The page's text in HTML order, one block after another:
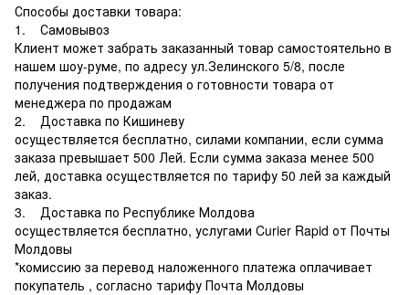
Способы доставки товара:
1. Самовывоз
Клиент может забрать заказанный товар самостоятельно в
нашем шоу-руме, по адресу ул.Зелинского 5/8, после
получения подтверждения о готовности товара от
менеджера по продажам
2. Доставка по Кишиневу
осуществляется бесплатно, силами компании, если сумма
заказа превышает 500 Лей. Если сумма заказа менее 500
лей, доставка осуществляется по тарифу 50 лей за каждый
заказ.
3. Доставка по Республике Молдова
осуществляется бесплатно, услугами Curier Rapid от Почты
Молдовы
*комиссию за перевод наложенного платежа оплачивает
покупатель , согласно тарифу Почта Молдовы